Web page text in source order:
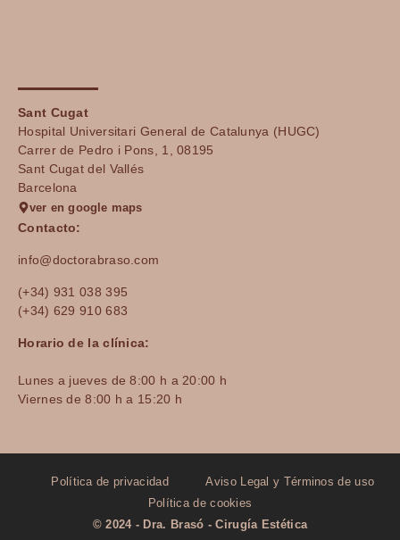
Sant Cugat
Hospital Universitari General de Catalunya (HUGC)
Carrer de Pedro i Pons, 1, 08195
Sant Cugat del Vallés
Barcelona
ver en google maps
Contacto:
info@doctorabraso.com
(+34) 931 038 395
(+34) 629 910 683
Horario de la clínica:
Lunes a jueves de 8:00 h a 20:00 h
Viernes de 8:00 h a 15:20 h
Política de privacidad
Aviso Legal y Términos de uso
Política de cookies
© 2024 - Dra. Brasó - Cirugía Estética